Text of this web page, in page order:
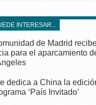
INTERESAR...
de Madrid
para el aparcamiento
dedica a China la
‘País Invitado’